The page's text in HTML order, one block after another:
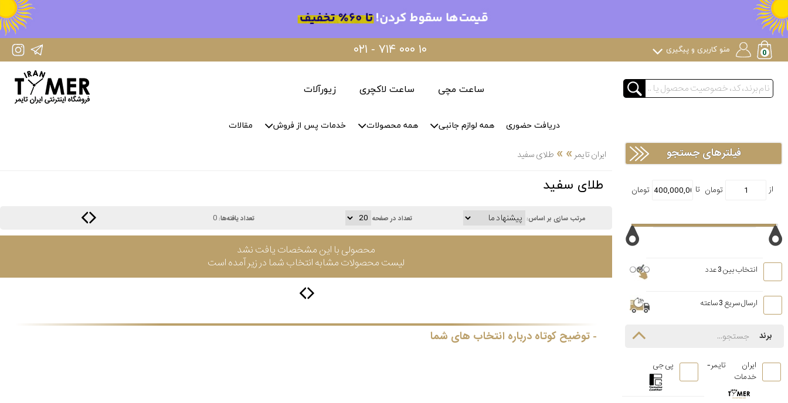
IranTimer Instagram Page ۰۲۱ - ۷۱۴ ۰۰۰ ۱۰ منو کاربری و پیگیری
ساعت مچی ساعت لاکچری زیورآلات
دریافت حضوری همه لوازم جانبی همه محصولات خدمات پس از فروش مقالات
ایران تایمر »
» طلای سفید
طلای سفید
مرتب سازی بر اساس: تعداد در صفحه تعداد یافته‌ها:0
محصولی با این مشخصات یافت نشد
لیست محصولات مشابه انتخاب شما در زیر آمده است
توضیح کوتاه درباره انتخاب های شما
فیلترهای جستجو
انتخاب بین 3 عدد
ارسال سریع 3 ساعته
برند
ایران تایمر-
خدمات
پی جی